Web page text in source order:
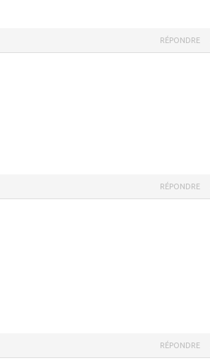
RÉPONDRE
RÉPONDRE
RÉPONDRE